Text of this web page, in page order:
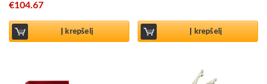
€104.67
Į krepšelį Į krepšelį